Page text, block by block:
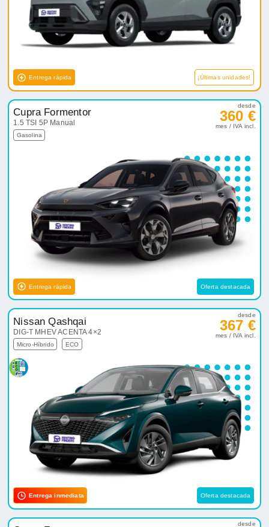
Entrega rápida ¡Últimas unidades!
Cupra Formentor
1.5 TSI 5P Manual
Gasolina
desde
360 €
mes / IVA incl.
Entrega rápida Oferta destacada
Nissan Qashqai
DIG-T MHEV ACENTA 4×2
Micro-Híbrido ECO
desde
367 €
mes / IVA incl.
Entrega inmediata Oferta destacada
desde